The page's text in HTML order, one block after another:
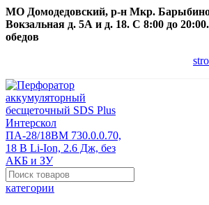
МО Домодедовский, р-н Мкр.
Вокзальная д. 5А и д. 18. С 8:00 до
обедов
категории